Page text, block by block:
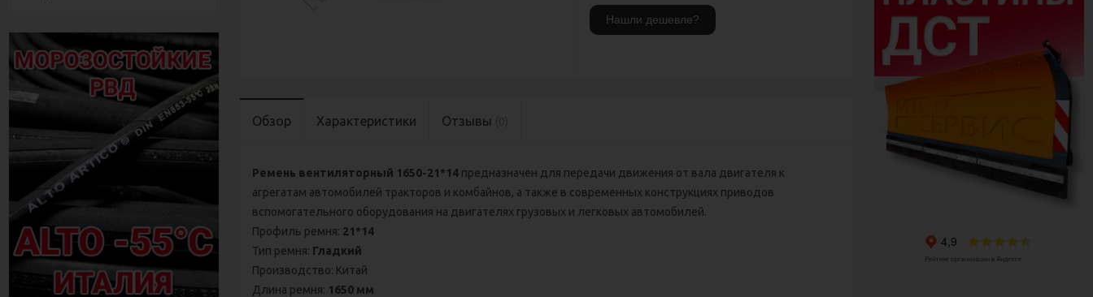
Обзор Характеристики Отзывы
Ремень вентиляторный 1650-21*14 предназначен для передачи движения от вала двигателя к
агрегатам автомобилей тракторов и комбайнов, а также в современных конструкциях приводов
вспомогательного оборудования на двигателях грузовых и легковых автомобилей.
Профиль ремня: 21*14
Тип ремня: Гладкий
Производство: Китай
Длина ремня: 1650 мм